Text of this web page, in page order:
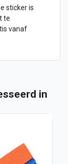
sticker is
te
vanaf
in